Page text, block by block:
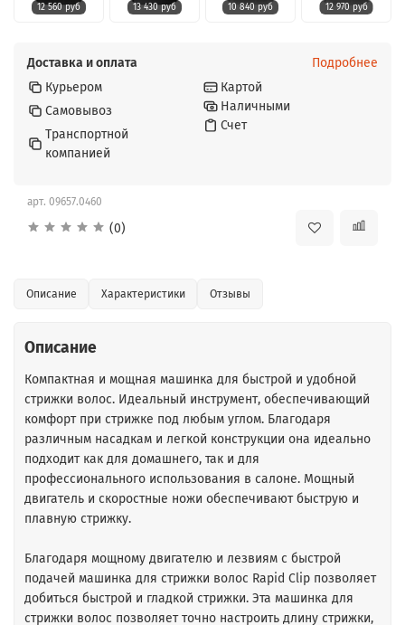
арт. 09657.0460
(0)
12 560 руб 13 430 руб 10 840 руб 12 970 руб
Доставка и оплата
Подробнее
Курьером
Самовывоз
Транспортной
компанией
Картой
Наличными
Счет
Описание Характеристики Отзывы
Описание
Компактная и мощная машинка для быстрой и удобной
стрижки волос. Идеальный инструмент, обеспечивающий
комфорт при стрижке под любым углом. Благодаря
различным насадкам и легкой конструкции она идеально
подходит как для домашнего, так и для
профессионального использования в салоне. Мощный
двигатель и скоростные ножи обеспечивают быструю и
плавную стрижку.
Благодаря мощному двигателю и лезвиям с быстрой
подачей машинка для стрижки волос Rapid Clip позволяет
добиться быстрой и гладкой стрижки. Эта машинка для
стрижки волос позволяет точно настроить длину стрижки,